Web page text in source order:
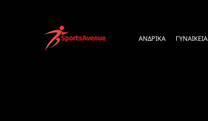
ΑΝΔΡΙΚΑ ΓΥΝΑΙΚΕΙΑ